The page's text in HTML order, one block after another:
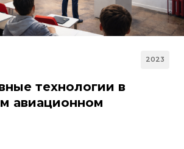
2023
технологии в
авиационном